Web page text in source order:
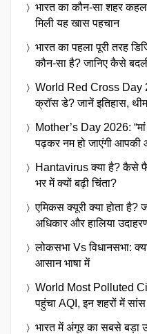
भारत का कौन-सा शहर
मिली यह खास पहचान
भारत का पहला पूरी तरह
कौन-सा है? जानिए कैसे
World Red Cross Day
क्रॉस डे? जानें इतिहास,
Mother’s Day 2026: “मां
पढ़कर नम हो जाएंगी
Hantavirus क्या है? कैसे
भर में क्यों बढ़ी चिंता?
एमिकस क्यूरी क्या होता है?
अधिकार और हालिया
लोकसभा Vs विधानसभा:
आसान भाषा में
World Most Polluted
पहुंचा AQI, इन शहरों में
भारत में अंगूर का सबसे बड़ा